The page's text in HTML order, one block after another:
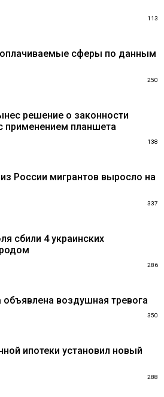
113
сферы по данным
250
решение о законности
применением планшета
138
России мигрантов выросло на
337
сбили 4 украинских
286
воздушная тревога
350
ипотеки установил новый
288